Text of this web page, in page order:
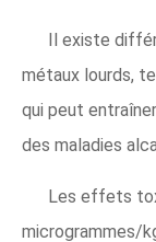
Il existe
métaux lourds,
qui peut
des maladies
Les effets
microgrammes/